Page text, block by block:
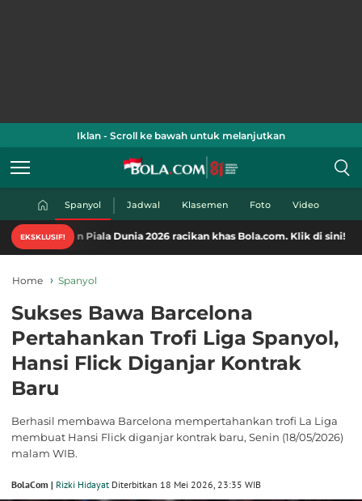
Iklan - Scroll ke bawah untuk melanjutkan
Spanyol Jadwal Klasemen Foto Video
EKSKLUSIF!
Piala Dunia 2026 racikan khas Bola.com. Klik di sini!
Home Spanyol
Sukses Bawa Barcelona
Pertahankan Trofi Liga Spanyol,
Hansi Flick Diganjar Kontrak
Baru
Berhasil membawa Barcelona mempertahankan trofi La Liga
membuat Hansi Flick diganjar kontrak baru, Senin (18/05/2026)
malam WIB.
BolaCom | Rizki Hidayat Diterbitkan 18 Mei 2026, 23:35 WIB